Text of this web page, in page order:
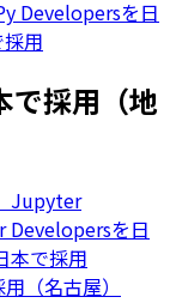
Developersを日
用
採用（地
Jupyter
Developersを日
本で採用
（名古屋）